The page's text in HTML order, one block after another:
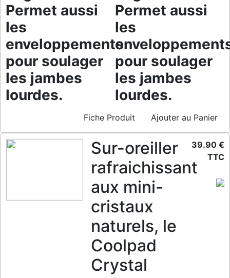
Permet aussi
les
enveloppements
pour soulager
les jambes
lourdes.
Permet aussi
les
pour soulager
les jambes
lourdes.
Fiche Produit Ajouter au Panier
Sur-oreiller
rafraichissant
aux mini-
cristaux
naturels, le
Coolpad
Crystal
39.90 €
TTC